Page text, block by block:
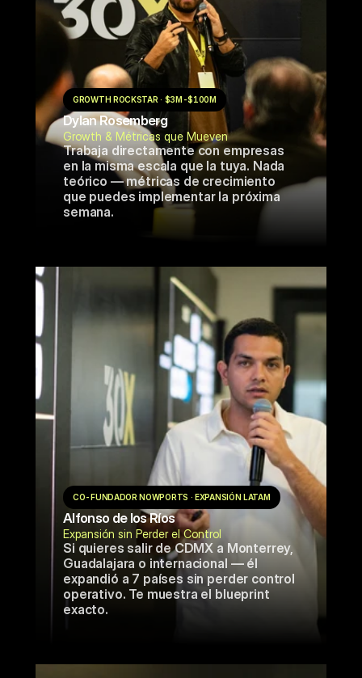
Dylan Rosemberg
GROWTH ROCKSTAR · $3M-$100M
Trabaja directamente con empresas
en la misma escala que la tuya. Nada
teórico — métricas de crecimiento
que puedes implementar la próxima
semana.
Growth & Métricas que Mueven
Alfonso de los Ríos
CO-FUNDADOR NOWPORTS · EXPANSIÓN LATAM
Si quieres salir de CDMX a Monterrey,
Guadalajara o internacional — él
expandió a 7 países sin perder control
operativo. Te muestra el blueprint
exacto.
Expansión sin Perder el Control